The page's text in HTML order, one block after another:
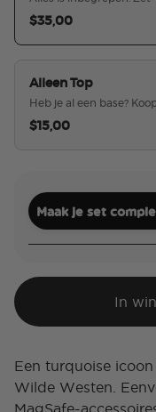
$35,00
Alleen Top
Heb je al een base?
$15,00
Maak je set
In
Een turquoise
Wilde Westen.
MagSafe-